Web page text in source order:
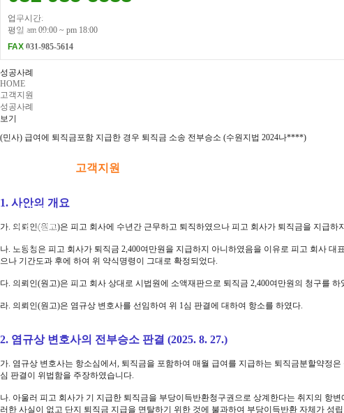
형사소송
행정소송
이혼소송
가사소송
산업재해
손해배상
고객지원
성공사례
변호사활동
자료실
업무시간:
평일 am 09:00 ~ pm 18:00
FAX 031-985-5614
성공사례
HOME
고객지원
성공사례
보기
(민사) 급여에 퇴직금포함 지급한 경우 퇴직금 소송 전부승소 (수원지법 2024나****)
1. 사안의 개요
가. 의뢰인(원고)은 피고 회사에 수년간 근무하고 퇴직하였으나 피고 회사가 퇴직금을 지급하
나. 노동청은 피고 회사가 퇴직금 2,400여만원을 지급하지 아니하였음을 이유로 피고 회사
으나 기간도과 후에 하여 위 약식명령이 그대로 확정되었다.
다. 의뢰인(원고)은 피고 회사 상대로 시법원에 소액재판으로 퇴직금 2,400여만원의 청구를
라. 의뢰인(원고)은 염규상 변호사를 선임하여 위 1심 판결에 대하여 항소를 하였다.
2. 염규상 변호사의 전부승소 판결 (2025. 8. 27.)
가. 염규상 변호사는 항소심에서, 퇴직금을 포함하여 매월 급여를 지급하는 퇴직금분할약정
심 판결이 위법함을 주장하였습니다.
나. 아울러 피고 회사가 기 지급한 퇴직금을 부당이득반환청구권으로 상계한다는 취지의 항
러한 사실이 없고 단지 퇴직금 지급을 면탈하기 위한 것에 불과하여 부당이득반환 자체가